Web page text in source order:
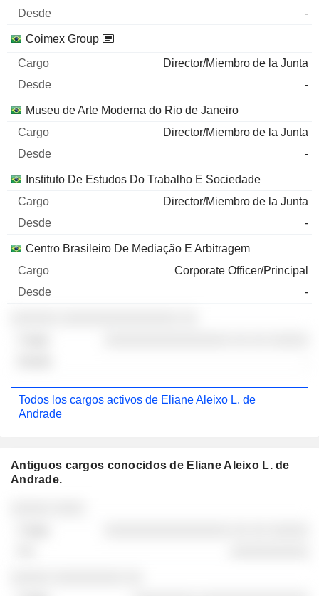
-
Coimex Group
Director/Miembro de la Junta
-
Museu de Arte Moderna do Rio de Janeiro
Director/Miembro de la Junta
-
Instituto De Estudos Do Trabalho E Sociedade
Director/Miembro de la Junta
-
Centro Brasileiro De Mediação E Arbitragem
Corporate Officer/Principal
-
Todos los cargos activos de Eliane Aleixo L. de
Andrade
Antiguos cargos conocidos de Eliane Aleixo L. de
Andrade.